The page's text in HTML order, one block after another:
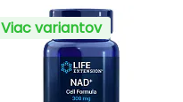
Viac variantov